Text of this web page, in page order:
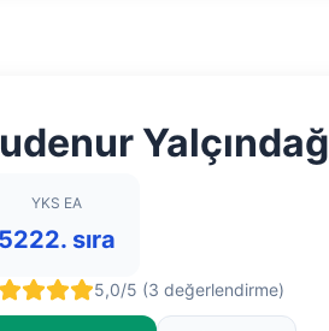
Yalçındağ
YKS EA
5222. sıra
5,0/5 (3 değerlendirme)